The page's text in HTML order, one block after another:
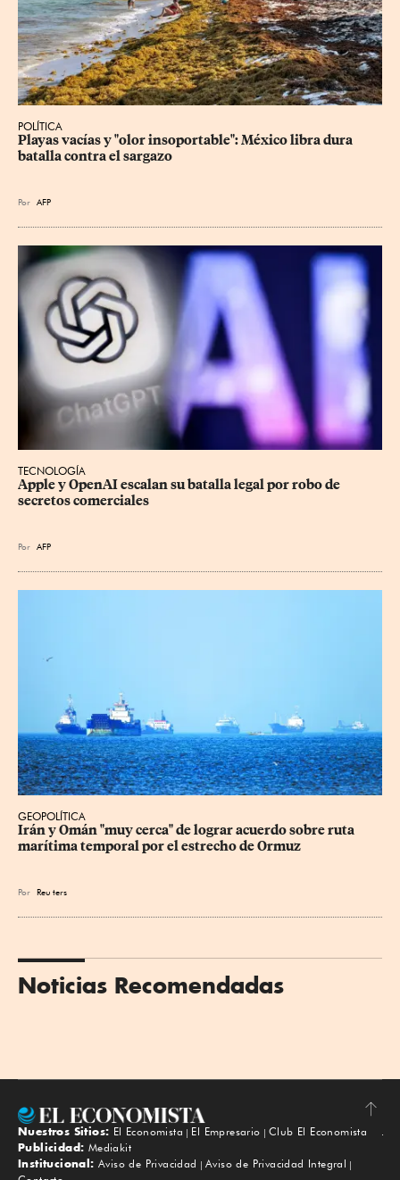
POLÍTICA
Playas vacías y "olor insoportable": México libra dura
batalla contra el sargazo
Por AFP
TECNOLOGÍA
Apple y OpenAI escalan su batalla legal por robo de
secretos comerciales
Por AFP
GEOPOLÍTICA
Irán y Omán "muy cerca" de lograr acuerdo sobre ruta
marítima temporal por el estrecho de Ormuz
Por Reu ters
Noticias Recomendadas
Subir
Nuestros Sitios: El Economista El Empresario
Club El Economista
Publicidad: Mediakit
Institucional: Aviso de Privacidad
Aviso de Privacidad Integral